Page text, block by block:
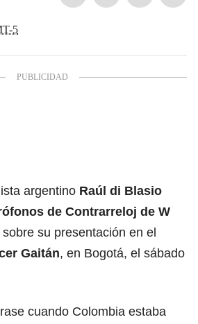
5
argentino Raúl di Blasio
de Contrarreloj de W
su presentación en el
Gaitán, en Bogotá, el sábado
cuando Colombia estaba